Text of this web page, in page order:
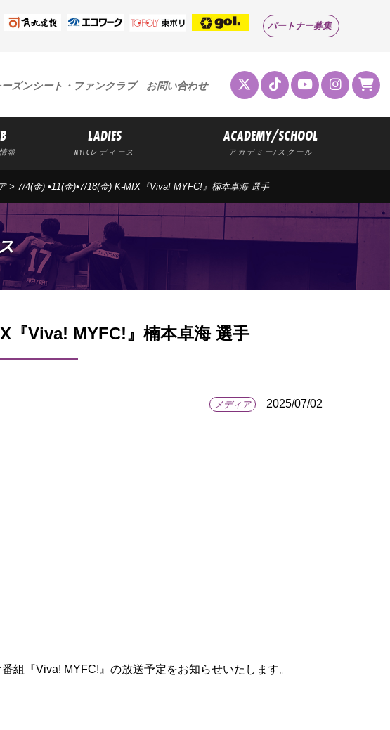
パートナー募集
ーズンシート・ファンクラブ お問い合わせ
報
LADIES
MYFCレディース
ACADEMY/SCHOOL
アカデミー/スクール
> 7/4(金) •11(金)•7/18(金) K-MIX『Viva! MYFC!』楠本卓海 選手
『Viva! MYFC!』楠本卓海 選手
メディア 2025/07/02
組『Viva! MYFC!』の放送予定をお知らせいたします。